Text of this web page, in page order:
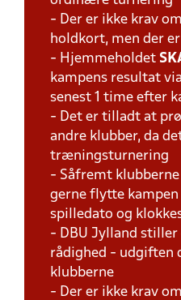
- Der er ikke krav
holdkort, men der
- Hjemmeholdet
kampens resultat
senest 1 time efter
- Det er tilladt at
andre klubber, da
træningsturnering
- Såfremt
gerne flytte kampen
spilledato og
- DBU Jylland stiller
rådighed - udgiften
klubberne
- Der er ikke krav